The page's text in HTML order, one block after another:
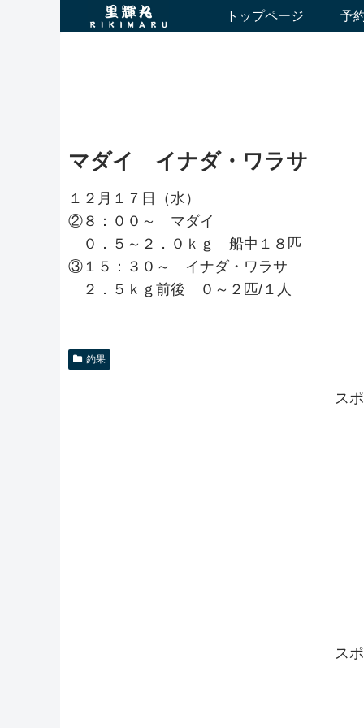
トップページ 予
マダイ イナダ・ワラサ
１２月１７日（水）
②８：００～ マダイ
０．５～２．０ｋｇ 船中１８匹
③１５：３０～ イナダ・ワラサ
２．５ｋｇ前後 ０～２匹/１人
釣果
ス
ス